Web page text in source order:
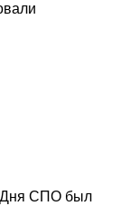
Дня СПО был